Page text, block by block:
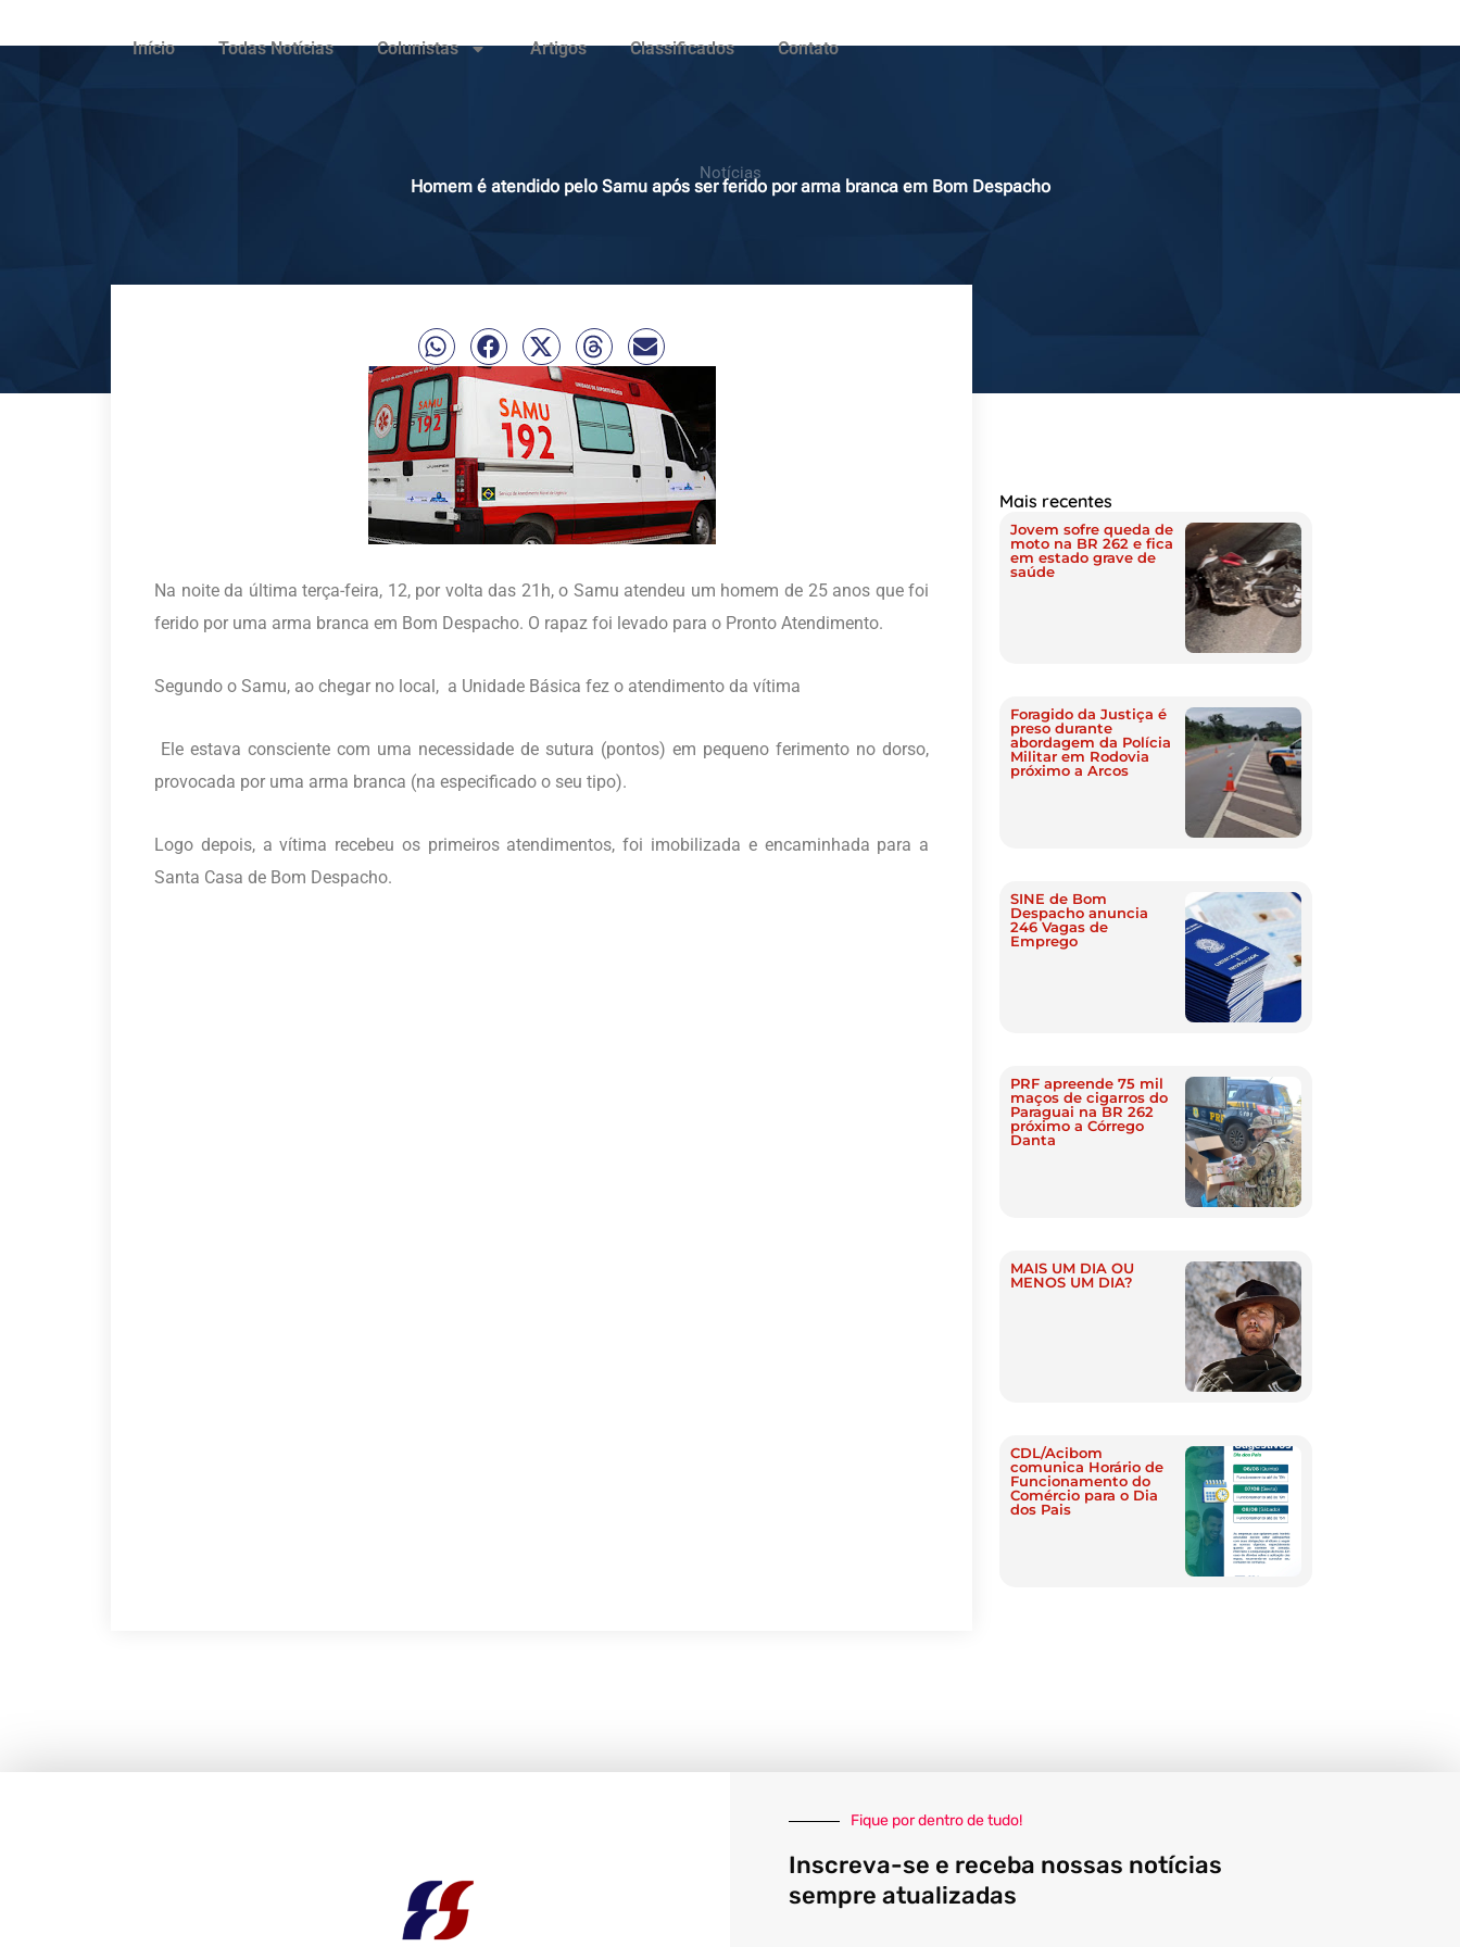
Início Todas Notícias Colunistas Artigos Classificados Contato
Notícias
Homem é atendido pelo Samu após ser ferido por arma branca em Bom Despacho
Na noite da última terça-feira, 12, por volta das 21h, o Samu atendeu um homem de 25 anos que foi
ferido por uma arma branca em Bom Despacho. O rapaz foi levado para o Pronto Atendimento.
Segundo o Samu, ao chegar no local, a Unidade Básica fez o atendimento da vítima
Ele estava consciente com uma necessidade de sutura (pontos) em pequeno ferimento no dorso,
provocada por uma arma branca (na especificado o seu tipo).
Logo depois, a vítima recebeu os primeiros atendimentos, foi imobilizada e encaminhada para a
Santa Casa de Bom Despacho.
Mais recentes
Jovem sofre queda de
moto na BR 262 e fica
em estado grave de
saúde
Foragido da Justiça é
preso durante
abordagem da Polícia
Militar em Rodovia
próximo a Arcos
SINE de Bom
Despacho anuncia
246 Vagas de
Emprego
PRF apreende 75 mil
maços de cigarros do
Paraguai na BR 262
próximo a Córrego
Danta
MAIS UM DIA OU
MENOS UM DIA?
CDL/Acibom
comunica Horário de
Funcionamento do
Comércio para o Dia
dos Pais
Fique por dentro de tudo!
Inscreva-se e receba nossas notícias
sempre atualizadas